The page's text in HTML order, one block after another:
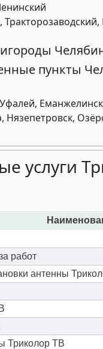
пункты
услуги
работ
антенны
Триколор ТВ